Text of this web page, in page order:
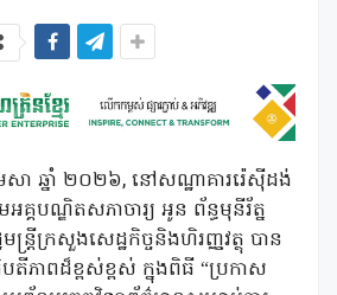
សា ឆ្នាំ ២០២៦, នៅសណ្ឋាគាររ៉េស៊ីដង់
គ្គបណ្ឌិតសភាចារ្យ អូន ព័ន្ធមុនីរ័ត្ន
មន្ត្រីក្រសួងសេដ្ឋកិច្ចនិងហិរញ្ញវត្ថុ បាន
ភាពដ៏ខ្ពស់ខ្ពស់ ក្នុងពិធី “ប្រកាស